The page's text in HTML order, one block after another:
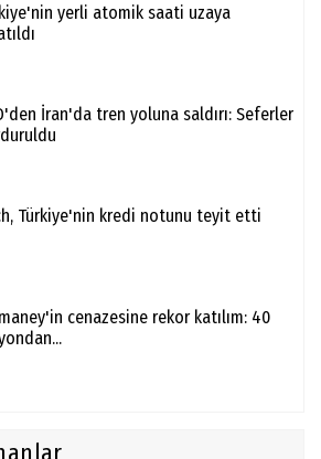
yerli atomik saati uzaya
İran'da tren yoluna saldırı: Seferler
Türkiye'nin kredi notunu teyit etti
cenazesine rekor katılım: 40